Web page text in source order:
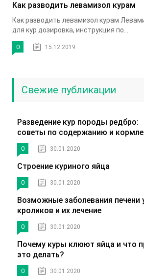
Как разводить левамизол курам
Как разводить левамизол курам
для кур дозировка, инструкция по...
0 15.12.2019
Свежие публикации
Разведение кур породы редбро:
советы по содержанию и
0 30.01.2020
Строение куриного яйца
0 30.01.2020
Возможные заболевания печени
кроликов и их лечение
0 30.01.2020
Почему куры клюют яйца и что
это делать?
0 30.01.2020